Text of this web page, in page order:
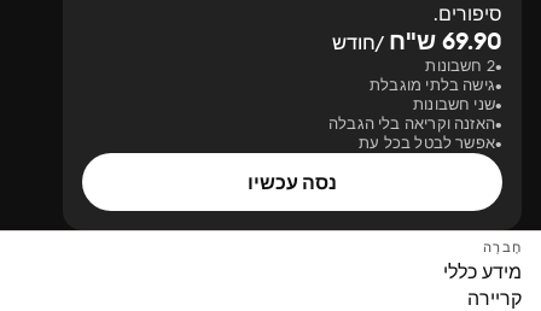
סיפורים.
69.90 ש"ח /חודש
2 חשבונות
גישה בלתי מוגבלת
שני חשבונות
האזנה וקריאה בלי הגבלה
אפשר לבטל בכל עת
נסה עכשיו
חֶברָה
מידע כללי
קריירה